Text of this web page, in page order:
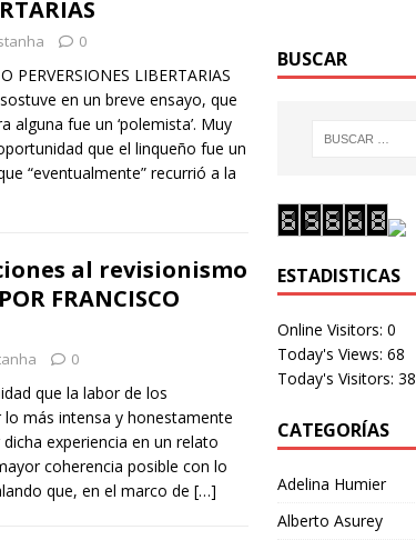
0
PERVERSIONES LIBERTARIAS
en un breve ensayo, que
alguna fue un ‘polemista’. Muy
que el linqueño fue un
“eventualmente” recurrió a la
al revisionismo
FRANCISCO
0
que la labor de los
más intensa y honestamente
experiencia en un relato
coherencia posible con lo
que, en el marco de […]
BUSCAR
ESTADISTICAS
Online Visitors: 0
Today's Views: 68
Today's Visitors: 38
CATEGORÍAS
Adelina Humier
Alberto Asurey